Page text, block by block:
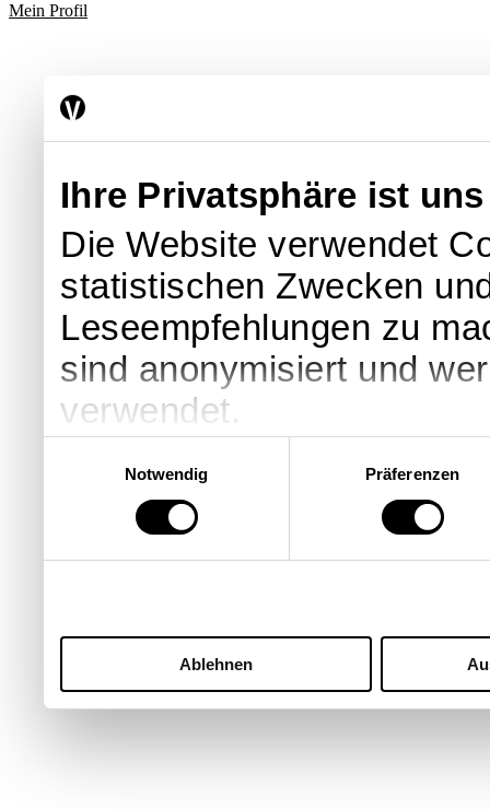
Ihre Privatsphäre ist
Die Website verwendet
statistischen Zwecken
Leseempfehlungen zu
sind anonymisiert und
verwendet.
Notwendig
Präferenzen
Ablehnen
Mein Profil